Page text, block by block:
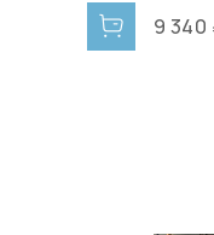
9 340